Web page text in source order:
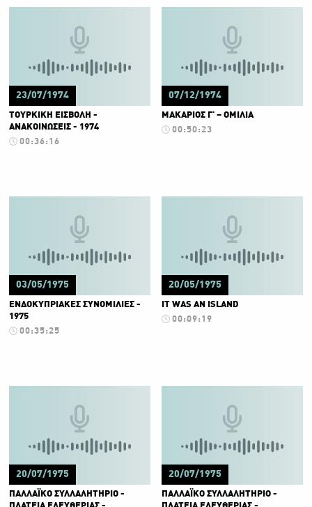
23/07/1974
ΤΟΥΡΚΙΚΗ ΕΙΣΒΟΛΗ -
ΑΝΑΚΟΙΝΩΣΕΙΣ - 1974
00:36:16
07/12/1974
ΜΑΚΑΡΙΟΣ Γ' – ΟΜΙΛΙΑ
00:50:23
03/05/1975
ΕΝΔΟΚΥΠΡΙΑΚΕΣ ΣΥΝΟΜΙΛΙΕΣ -
1975
00:35:25
20/05/1975
IT WAS AN ISLAND
00:09:19
20/07/1975
ΠΑΛΛΑΪΚΟ ΣΥΛΛΑΛΗΤΗΡΙΟ -
20/07/1975
ΠΑΛΛΑΪΚΟ ΣΥΛΛΑΛΗΤΗΡΙΟ -